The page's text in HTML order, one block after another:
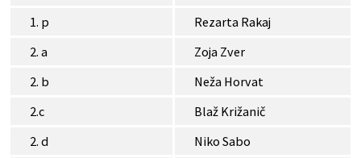
1. p
Rezarta Rakaj
2. a
Zoja Zver
2. b
Neža Horvat
2.c
Blaž Križanič
2. d
Niko Sabo